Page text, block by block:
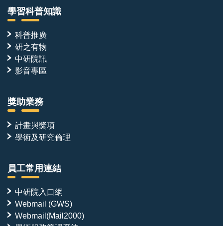
學習科普知識
科普推廣
研之有物
中研院訊
影音專區
獎助業務
計畫與獎項
學術及研究倫理
員工常用連結
中研院入口網
Webmail (GWS)
Webmail(Mail2000)